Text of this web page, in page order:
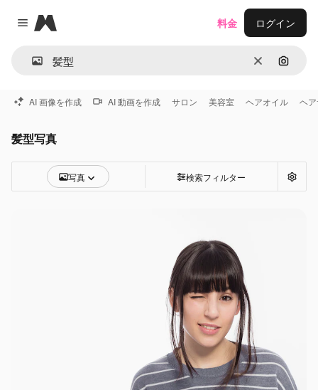
Close menu
Magnific
消去 画像で
料金 ログイン
AI 画像を作成 AI 動画を作成 サロン 美容室 ヘアオイル ヘ
髪型写真
写真 検索フィルター